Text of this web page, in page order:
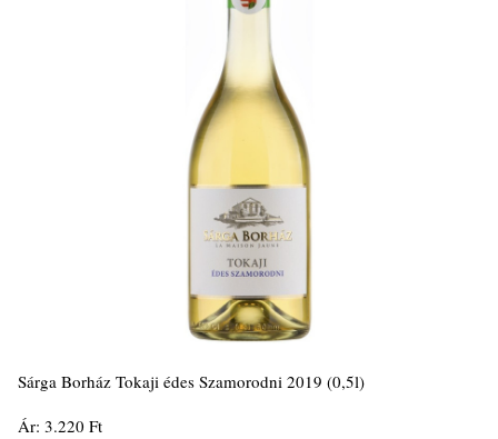
Sárga Borház Tokaji édes Szamorodni 2019 (0,5l)
Ár: 3.220 Ft